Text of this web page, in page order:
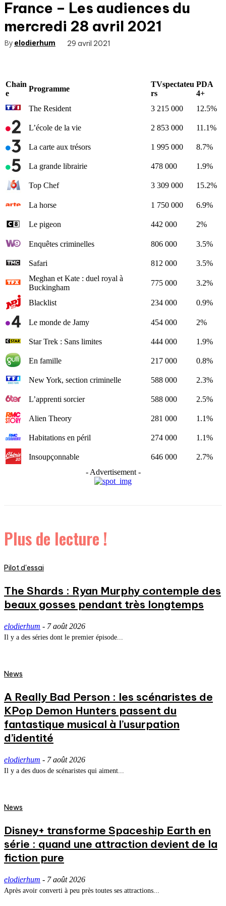
France – Les audiences du
mercredi 28 avril 2021
By elodierhum 29 avril 2021
Chain
e
Programme
TVspectateu
rs
PDA
4+
The Resident
3 215 000 12.5%
L’école de la vie 2 853 000 11.1%
La carte aux trésors 1 995 000 8.7%
La grande librairie 478 000 1.9%
Top Chef 3 309 000 15.2%
La horse 1 750 000 6.9%
Le pigeon 442 000 2%
Enquêtes criminelles 806 000 3.5%
Safari 812 000
3.5%
Meghan et Kate : duel royal à
Buckingham
775 000 3.2%
Blacklist 234 000 0.9%
Le monde de Jamy 454 000 2%
Star Trek : Sans limites 444 000 1.9%
En famille 217 000 0.8%
New York, section criminelle 588 000 2.3%
L’apprenti sorcier 588 000 2.5%
Alien Theory 281 000 1.1%
Habitations en péril 274 000 1.1%
Insoupçonnable 646 000
2.7%
- Advertisement -
Plus de lecture !
Pilot d'essai
The Shards : Ryan Murphy contemple des
beaux gosses pendant très longtemps
elodierhum - 7 août 2026
Il y a des séries dont le premier épisode...
News
A Really Bad Person : les scénaristes de
KPop Demon Hunters passent du
fantastique musical à l’usurpation
d’identité
elodierhum - 7 août 2026
Il y a des duos de scénaristes qui aiment...
News
Disney+ transforme Spaceship Earth en
série : quand une attraction devient de la
fiction pure
elodierhum - 7 août 2026
Après avoir converti à peu près toutes ses attractions...